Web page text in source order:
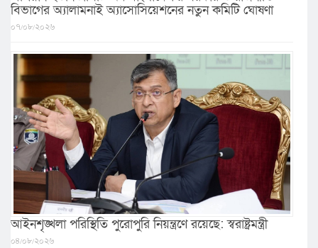
বিভাগের অ্যালামনাই অ্যাসোসিয়েশনের নতুন কমিটি ঘোষণা
০৭/০৮/২০২৬
আইনশৃঙ্খলা পরিস্থিতি পুরোপুরি নিয়ন্ত্রণে রয়েছে: স্বরাষ্ট্রমন্ত্রী
০৪/০৮/২০২৬